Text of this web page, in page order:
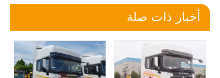
أخبار ذات صلة